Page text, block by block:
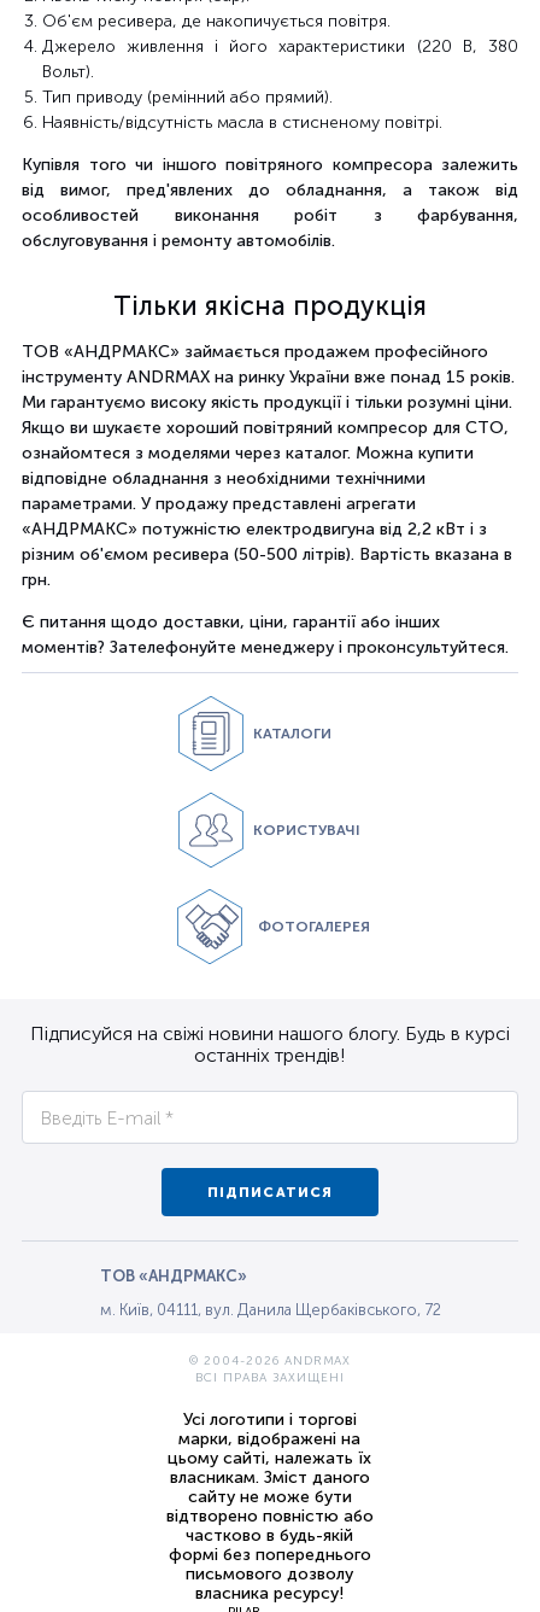
Об'єм ресивера, де накопичується повітря.
Джерело живлення і його характеристики (220 В, 380
Вольт).
Тип приводу (ремінний або прямий).
Наявність/відсутність масла в стисненому повітрі.
Купівля того чи іншого повітряного компресора залежить
від вимог, пред'явлених до обладнання, а також від
особливостей виконання робіт з фарбування,
обслуговування і ремонту автомобілів.
Тільки якісна продукція
ТОВ «АНДРМАКС» займається продажем професійного
інструменту ANDRMAX на ринку України вже понад 15 років.
Ми гарантуємо високу якість продукції і тільки розумні ціни.
Якщо ви шукаєте хороший повітряний компресор для СТО,
ознайомтеся з моделями через каталог. Можна купити
відповідне обладнання з необхідними технічними
параметрами. У продажу представлені агрегати
«АНДРМАКС» потужністю електродвигуна від 2,2 кВт і з
різним об'ємом ресивера (50-500 літрів). Вартість вказана в
грн.
Є питання щодо доставки, ціни, гарантії або інших
моментів? Зателефонуйте менеджеру і проконсультуйтеся.
КАТАЛОГИ
КОРИСТУВАЧІ
ФОТОГАЛЕРЕЯ
Підписуйся на свіжі новини нашого блогу. Будь в курсі
останніх трендів!
ПІДПИСАТИСЯ
ТОВ «АНДРМАКС»
м. Київ, 04111, вул. Данила Щербаківського, 72
© 2004-2026 ANDRMAX
ВСІ ПРАВА ЗАХИЩЕНІ
Усі логотипи і торгові
марки, відображені на
цьому сайті, належать їх
власникам. Зміст даного
сайту не може бути
відтворено повністю або
частково в будь-якій
формі без попереднього
письмового дозволу
власника ресурсу!